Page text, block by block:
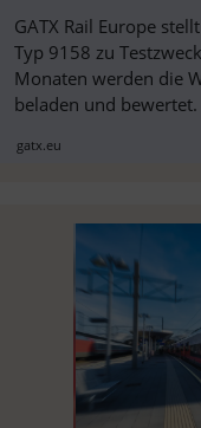
GATX Rail Europe
Typ 9158 zu
Monaten werden die
beladen und
gatx.eu